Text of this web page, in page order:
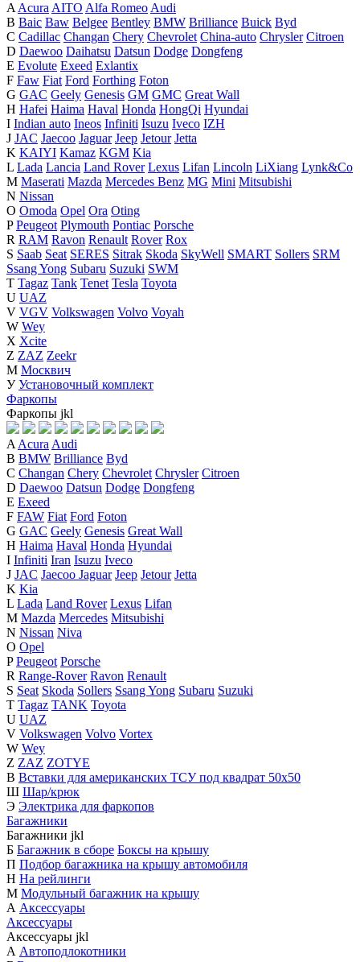
A Acura AITO Alfa Romeo Audi
B Baic Baw Belgee Bentley BMW Brilliance Buick Byd
C Cadillac Changan Chery Chevrolet China-auto Chrysler Citroen
D Daewoo Daihatsu Datsun Dodge Dongfeng
E Evolute Exeed Exlantix
F Faw Fiat Ford Forthing Foton
G GAC Geely Genesis GM GMC Great Wall
H Hafei Haima Haval Honda HongQi Hyundai
I Indian auto Ineos Infiniti Isuzu Iveco IZH
J JAC Jaecoo Jaguar Jeep Jetour Jetta
K KAIYI Kamaz KGM Kia
L Lada Lancia Land Rover Lexus Lifan Lincoln LiXiang Lynk&Co
M Maserati Mazda Mercedes Benz MG Mini Mitsubishi
N Nissan
O Omoda Opel Ora Oting
P Peugeot Plymouth Pontiac Porsche
R RAM Ravon Renault Rover Rox
S Saab Seat SERES Sitrak Skoda SkyWell SMART Sollers SRM
Ssang Yong Subaru Suzuki SWM
T Tagaz Tank Tenet Tesla Toyota
U UAZ
V VGV Volkswagen Volvo Voyah
W Wey
X Xcite
Z ZAZ Zeekr
М Москвич
У Установочный комплект
Фаркопы
Фаркопы jkl
A Acura Audi
B BMW Brilliance Byd
C Changan Chery Chevrolet Chrysler Citroen
D Daewoo Datsun Dodge Dongfeng
E Exeed
F FAW Fiat Ford Foton
G GAC Geely Genesis Great Wall
H Haima Haval Honda Hyundai
I Infiniti Iran Isuzu Iveco
J JAC Jaecoo Jaguar Jeep Jetour Jetta
K Kia
L Lada Land Rover Lexus Lifan
M Mazda Mercedes Mitsubishi
N Nissan Niva
O Opel
P Peugeot Porsche
R Range-Rover Ravon Renault
S Seat Skoda Sollers Ssang Yong Subaru Suzuki
T Tagaz TANK Toyota
U UAZ
V Volkswagen Volvo Vortex
W Wey
Z ZAZ ZOTYE
В Вставки для американских ТСУ под квадрат 50х50
Ш Шар/крюк
Э Электрика для фаркопов
Багажники
Багажники jkl
Б Багажник в сборе Боксы на крышу
П Подбор багажника на крышу автомобиля
Н На рейлинги
М Модульный багажник на крышу
А Аксессуары
Аксессуары
Аксессуары jkl
А Автоподлокотники